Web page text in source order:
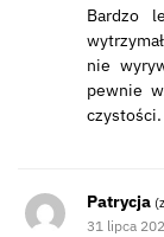
Bardzo
nie
pewnie
czystości.
Patrycja
31 lipca